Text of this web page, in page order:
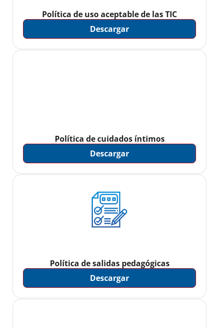
Política de uso aceptable de las TIC
Descargar
Política de cuidados íntimos
Descargar
Política de salidas pedagógicas
Descargar